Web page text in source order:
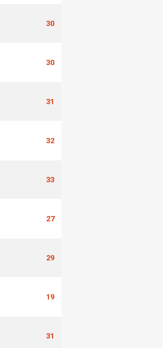
30
30
31
32
33
27
29
19
31